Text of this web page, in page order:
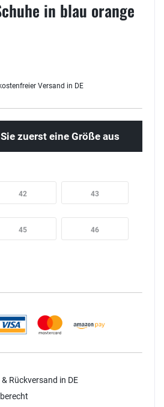
in blau orange
Versand in DE
zuerst eine Größe aus
42 43
45 46
Rückversand in DE